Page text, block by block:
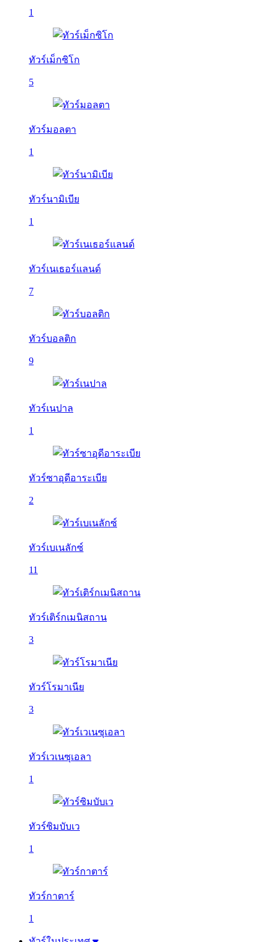
1
ทัวร์เม็กซิโก
5
ทัวร์มอลตา
1
ทัวร์นามิเบีย
1
ทัวร์เนเธอร์แลนด์
7
ทัวร์บอลติก
9
ทัวร์เนปาล
1
ทัวร์ซาอุดีอาระเบีย
2
ทัวร์เบเนลักซ์
11
ทัวร์เติร์กเมนิสถาน
3
ทัวร์โรมาเนีย
3
ทัวร์เวเนซุเอลา
1
ทัวร์ซิมบับเว
1
ทัวร์กาตาร์
1